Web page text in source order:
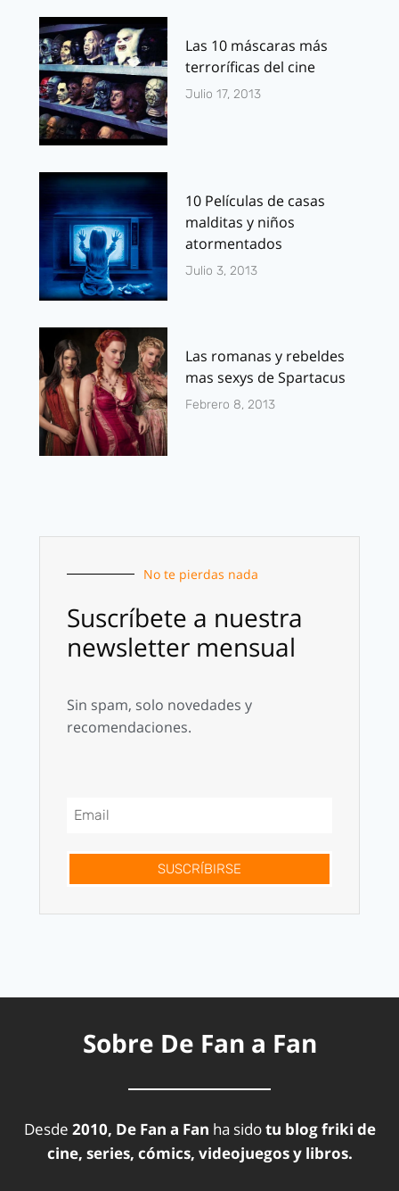
Las 10 máscaras más
terroríficas del cine
Julio 17, 2013
10 Películas de casas
malditas y niños
atormentados
Julio 3, 2013
Las romanas y rebeldes
mas sexys de Spartacus
Febrero 8, 2013
No te pierdas nada
Suscríbete a nuestra
newsletter mensual
Sin spam, solo novedades y
recomendaciones.
SUSCRÍBIRSE
Sobre De Fan a Fan
Desde 2010, De Fan a Fan ha sidotu blog friki de
cine, series, cómics, videojuegos y libros.